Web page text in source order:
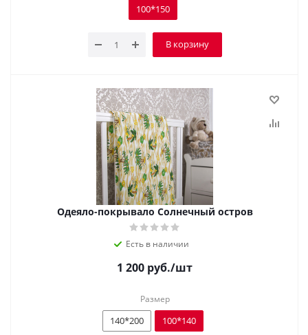
100*150
В корзину
Одеяло-покрывало Солнечный остров
Есть в наличии
1 200 руб./шт
Размер
140*200 100*140